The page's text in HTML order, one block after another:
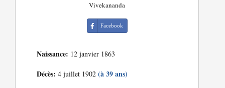
Vivekananda
Facebook
Naissance: 12 janvier 1863
Décès: 4 juillet 1902(à 39 ans)